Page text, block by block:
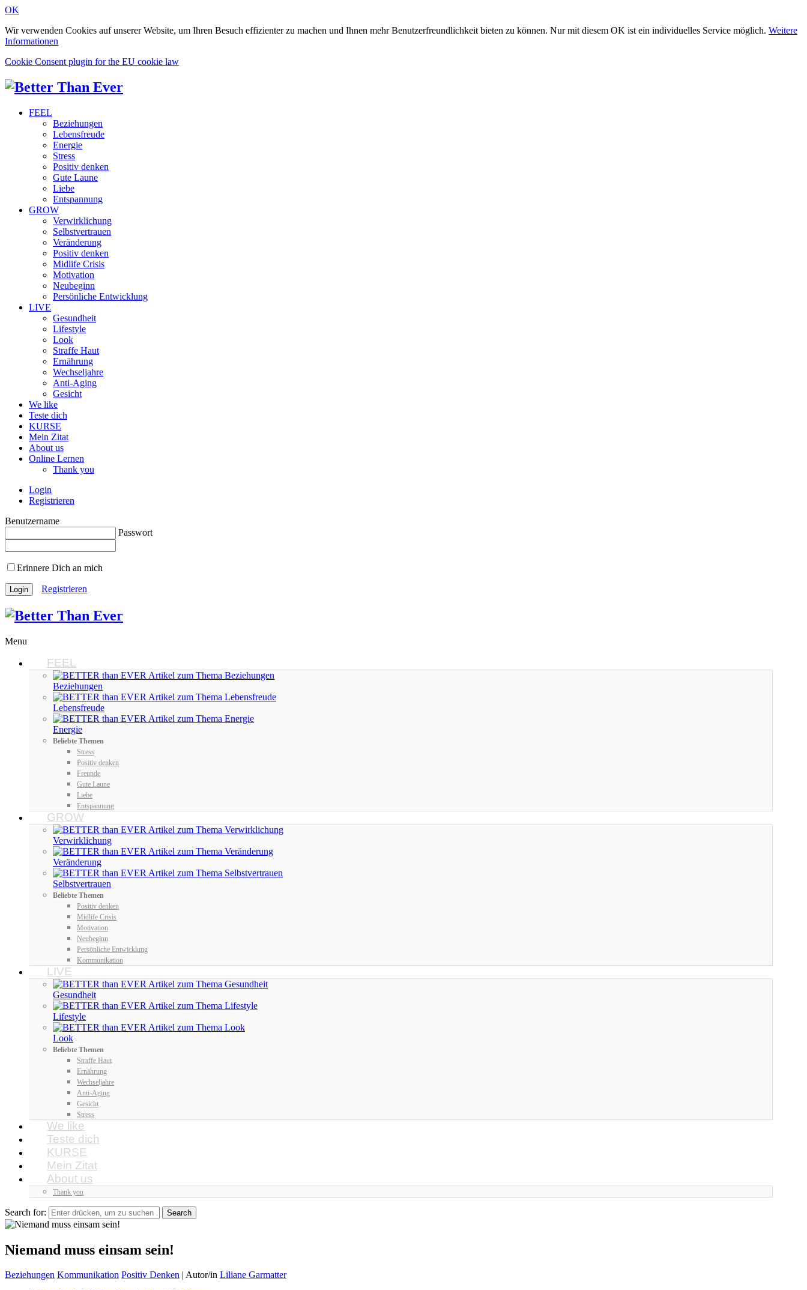
OK
Wir verwenden Cookies auf unserer Website, um Ihren Besuch effizienter zu machen und Ihnen mehr Benutzerfreundlichkeit bieten zu können. Nur mit diesem OK ist ein individuelles Service möglich. Weitere
Informationen
Cookie Consent plugin for the EU cookie law
FEEL
Beziehungen
Lebensfreude
Energie
Stress
Positiv denken
Gute Laune
Liebe
Entspannung
GROW
Verwirklichung
Selbstvertrauen
Veränderung
Positiv denken
Midlife Crisis
Motivation
Neubeginn
Persönliche Entwicklung
LIVE
Gesundheit
Lifestyle
Look
Straffe Haut
Ernährung
Wechseljahre
Anti-Aging
Gesicht
We like
Teste dich
KURSE
Mein Zitat
About us
Online Lernen
Thank you
Login
Registrieren
Benutzername
Passwort
Erinnere Dich an mich
Registrieren
Menu
FEEL
Beziehungen
Lebensfreude
Energie
Beliebte Themen
Stress
Positiv denken
Freunde
Gute Laune
Liebe
Entspannung
GROW
Verwirklichung
Veränderung
Selbstvertrauen
Beliebte Themen
Positiv denken
Midlife Crisis
Motivation
Neubeginn
Persönliche Entwicklung
Kommunikation
LIVE
Gesundheit
Lifestyle
Look
Beliebte Themen
Straffe Haut
Ernährung
Wechseljahre
Anti-Aging
Gesicht
Stress
We like
Teste dich
KURSE
Mein Zitat
About us
Thank you
Search for:
Niemand muss einsam sein!
Beziehungen Kommunikation Positiv Denken | Autor/in Liliane Garmatter